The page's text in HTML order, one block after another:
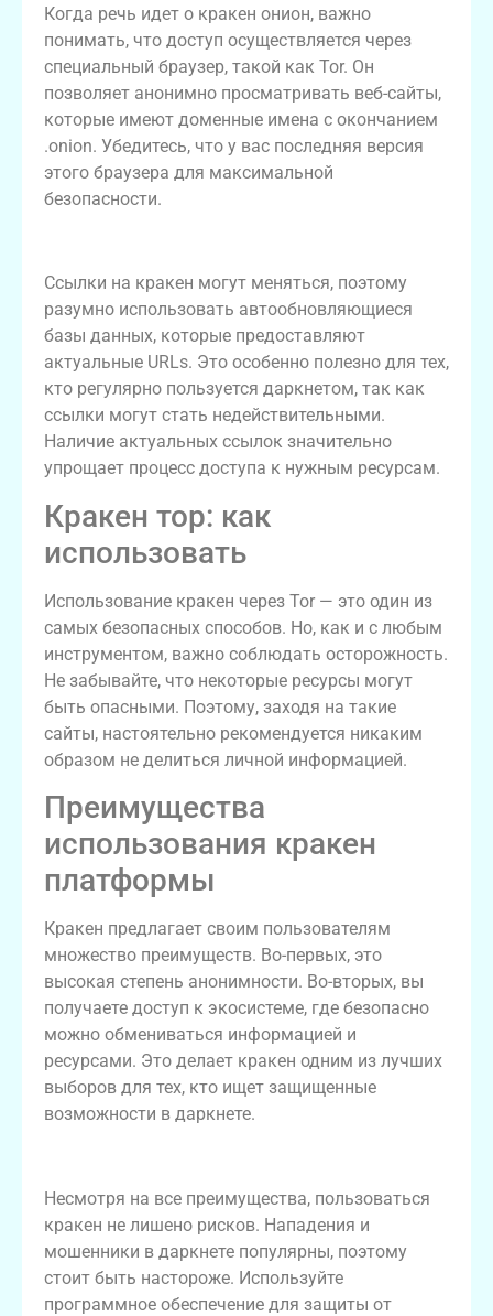
Когда речь идет о кракен онион, важно
понимать, что доступ осуществляется через
специальный браузер, такой как Tor. Он
позволяет анонимно просматривать веб-сайты,
которые имеют доменные имена с окончанием
.onion. Убедитесь, что у вас последняя версия
этого браузера для максимальной
безопасности.
Ссылки на кракен могут меняться, поэтому
разумно использовать автообновляющиеся
базы данных, которые предоставляют
актуальные URLs. Это особенно полезно для тех,
кто регулярно пользуется даркнетом, так как
ссылки могут стать недействительными.
Наличие актуальных ссылок значительно
упрощает процесс доступа к нужным ресурсам.
Кракен тор: как
использовать
Использование кракен через Tor — это один из
самых безопасных способов. Но, как и с любым
инструментом, важно соблюдать осторожность.
Не забывайте, что некоторые ресурсы могут
быть опасными. Поэтому, заходя на такие
сайты, настоятельно рекомендуется никаким
образом не делиться личной информацией.
Преимущества
использования кракен
платформы
Кракен предлагает своим пользователям
множество преимуществ. Во-первых, это
высокая степень анонимности. Во-вторых, вы
получаете доступ к экосистеме, где безопасно
можно обмениваться информацией и
ресурсами. Это делает кракен одним из лучших
выборов для тех, кто ищет защищенные
возможности в даркнете.
Несмотря на все преимущества, пользоваться
кракен не лишено рисков. Нападения и
мошенники в даркнете популярны, поэтому
стоит быть настороже. Используйте
программное обеспечение для защиты от